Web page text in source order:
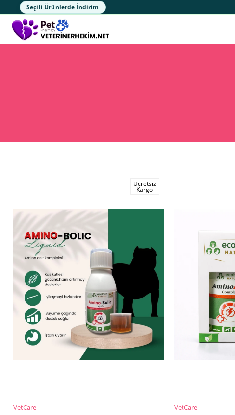
Seçili Ürünlerde İndirim
SEPETE EKLE
Ücretsiz
Kargo
VetCare SEPETE EKLE
VetCare